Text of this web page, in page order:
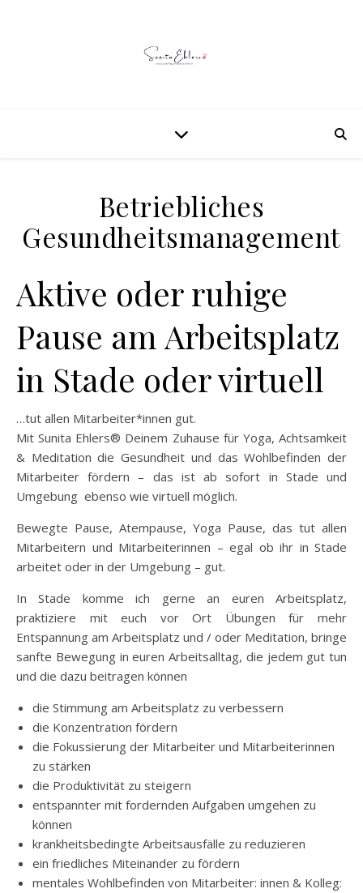
Betriebliches
Gesundheitsmanagement
Aktive oder ruhige
Pause am Arbeitsplatz
in Stade oder virtuell
…tut allen Mitarbeiter*innen gut.
Mit Sunita Ehlers® Deinem Zuhause für Yoga, Achtsamkeit
& Meditation die Gesundheit und das Wohlbefinden der
Mitarbeiter fördern – das ist ab sofort in Stade und
Umgebung ebenso wie virtuell möglich.
Bewegte Pause, Atempause, Yoga Pause, das tut allen
Mitarbeitern und Mitarbeiterinnen – egal ob ihr in Stade
arbeitet oder in der Umgebung – gut.
In Stade komme ich gerne an euren Arbeitsplatz,
praktiziere mit euch vor Ort Übungen für mehr
Entspannung am Arbeitsplatz und / oder Meditation, bringe
sanfte Bewegung in euren Arbeitsalltag, die jedem gut tun
und die dazu beitragen können
die Stimmung am Arbeitsplatz zu verbessern
die Konzentration fördern
die Fokussierung der Mitarbeiter und Mitarbeiterinnen
zu stärken
die Produktivität zu steigern
entspannter mit fordernden Aufgaben umgehen zu
können
krankheitsbedingte Arbeitsausfälle zu reduzieren
ein friedliches Miteinander zu fördern
mentales Wohlbefinden von Mitarbeiter: innen & Kolleg: